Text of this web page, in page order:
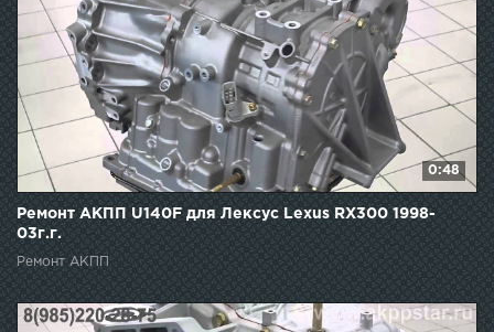
0:48
Ремонт АКПП U140F для Лексус Lexus RX300 1998-
03г.г.
Ремонт АКПП